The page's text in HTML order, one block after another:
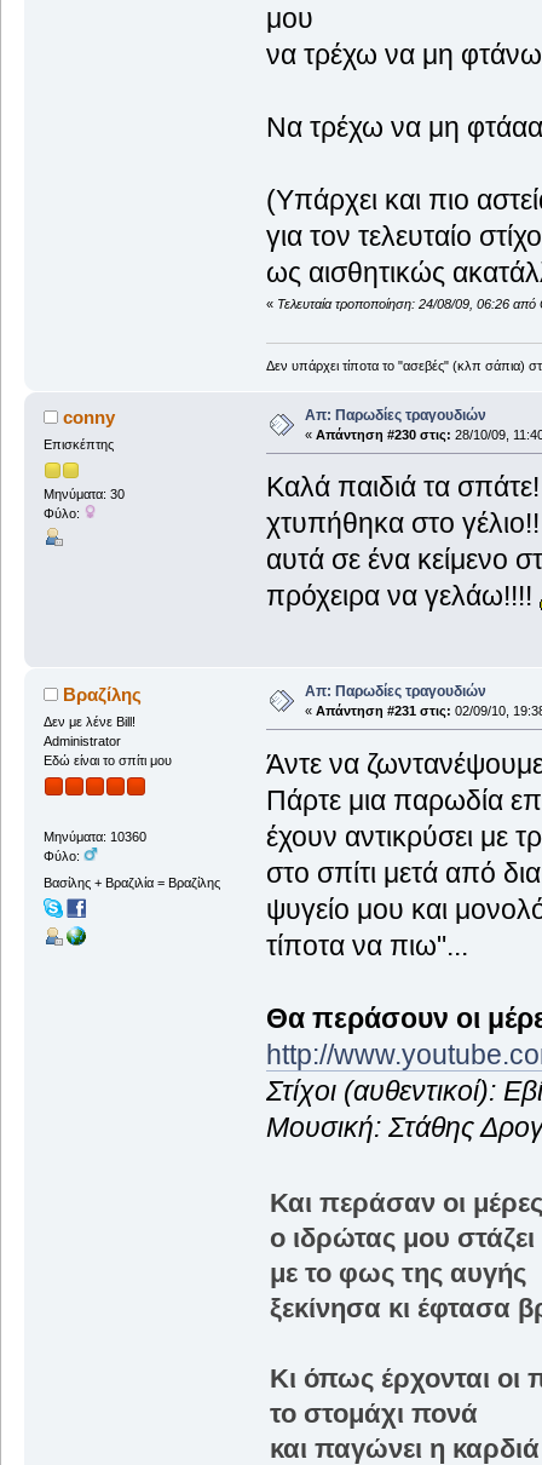
μου
να τρέχω να
Να τρέχω να μη
(Υπάρχει και πιο
για τον τελευταίο
ως αισθητικώς
« Τελευταία τροποποίηση: 24/08/09, 06:26 από
Δεν υπάρχει τίποτα το "ασεβές" (κλπ σάπια)
conny
Επισκέπτης
Μηνύματα: 30
Φύλο:
Απ: Παρωδίες τραγουδιών
« Απάντηση #230 στις: 28/10/09,
Καλά παιδιά τα
χτυπήθηκα στο
αυτά σε ένα κείμενο
πρόχειρα να γελάω!!!!
Βραζίλης
Δεν με λένε Bill!
Administrator
Εδώ είναι το σπίτι μου
Μηνύματα: 10360
Φύλο:
Βασίλης + Βραζιλία = Βραζίλης
Απ: Παρωδίες τραγουδιών
« Απάντηση #231 στις: 02/09/10,
Άντε να
Πάρτε μια παρωδία
έχουν αντικρύσει με
στο σπίτι μετά από
ψυγείο μου και
τίποτα να πιω"...
Θα περάσουν οι
http://
Στίχοι (αυθεντικοί):
Μουσική: Στάθης
Και περάσαν οι μέρες
ο ιδρώτας μου στάζει
με το φως της αυγής
ξεκίνησα κι έφτασα
Κι όπως έρχονται οι
το στομάχι πονά
και παγώνει η